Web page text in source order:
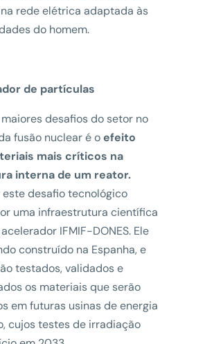
rede elétrica adaptada às
do homem.
de partículas
desafios do setor no
fusão nuclear é oefeito
mais críticos na
interna de um reator.
este desafio tecnológico
uma infraestrutura científica
IFMIF-DONES. Ele
construído na Espanha, e
testados, validados e
os materiais que serão
em futuras usinas de energia
cujos testes de irradiação